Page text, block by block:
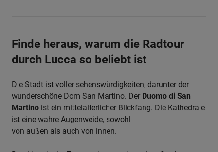
Finde heraus, warum die Radtour
durch Lucca so beliebt ist
Die Stadt ist voller sehenswürdigkeiten, darunter der
wunderschöne Dom San Martino. Der Duomo di San
Martino ist ein mittelalterlicher Blickfang. Die Kathedrale
ist eine wahre Augenweide, sowohl
von außen als auch von innen.